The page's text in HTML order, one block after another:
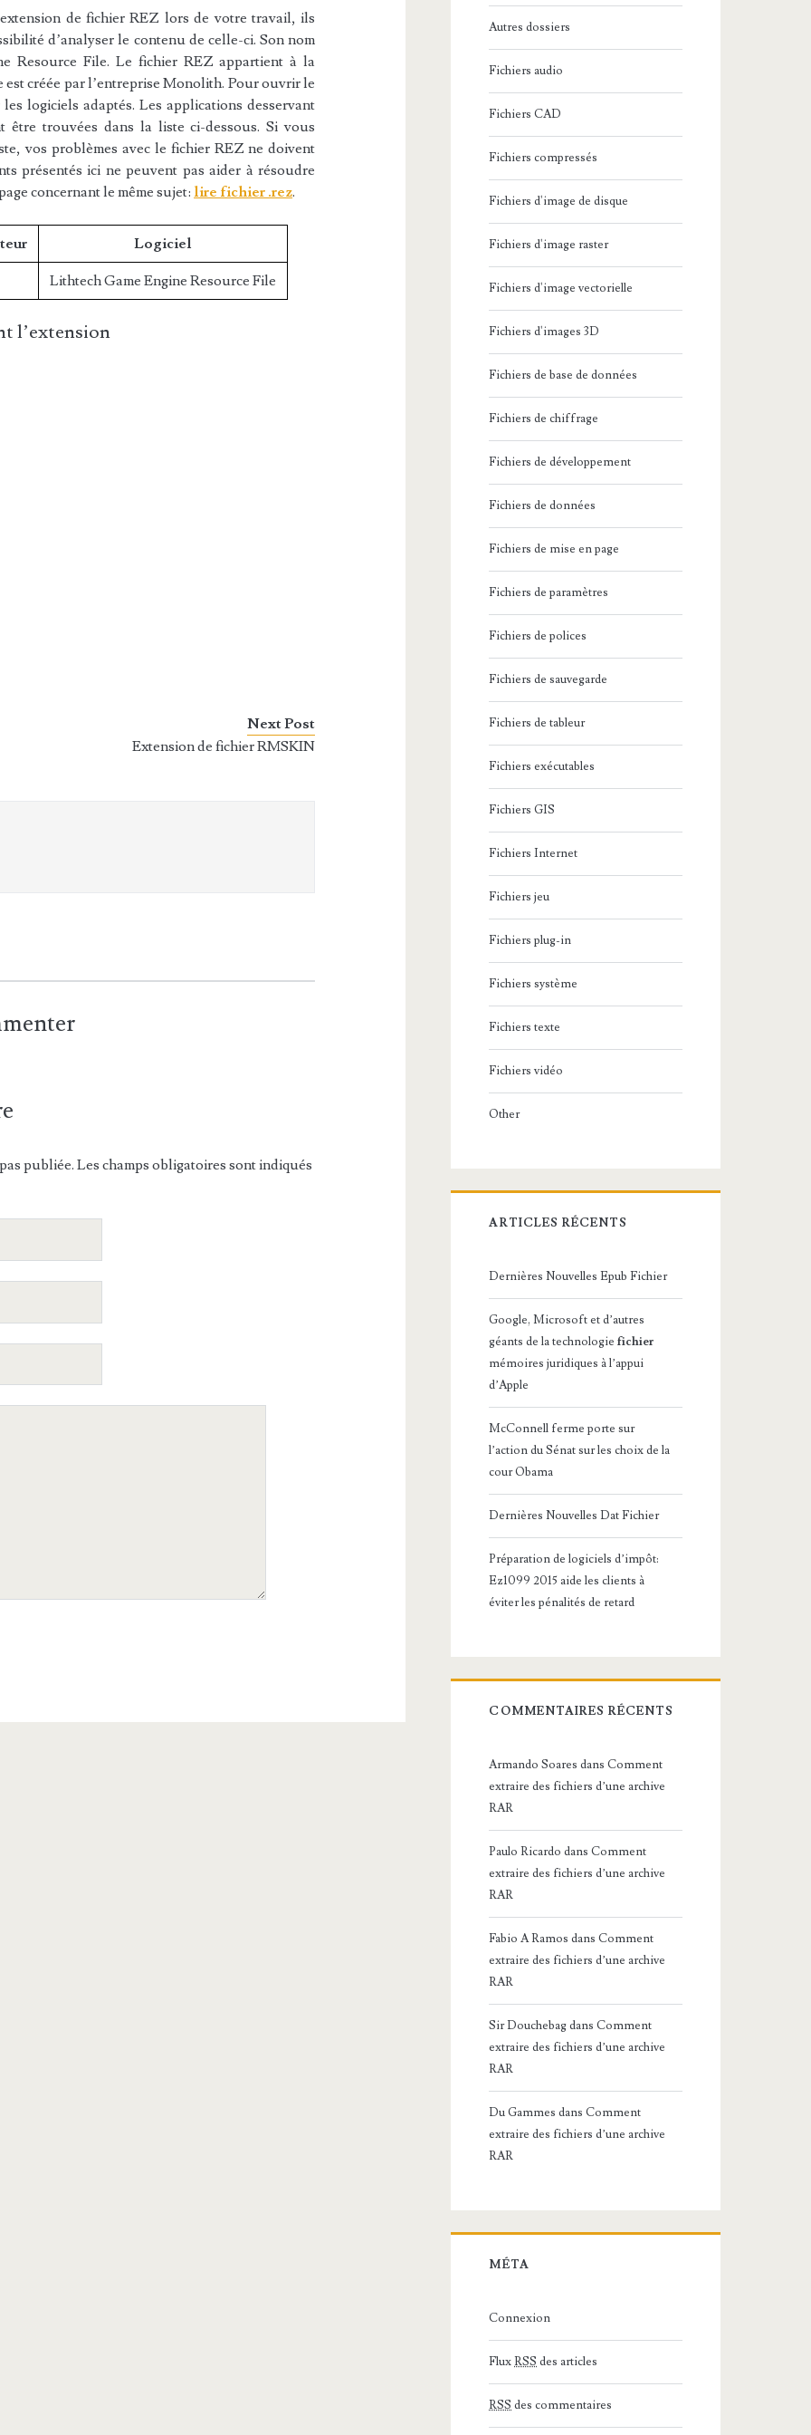
de fichier REZ lors de votre travail, ils
d’analyser le contenu de celle-ci. Son nom
Resource File. Le fichier REZ appartient à la
créée par l’entreprise Monolith. Pour ouvrir le
logiciels adaptés. Les applications desservant
être trouvées dans la liste ci-dessous. Si vous
vos problèmes avec le fichier REZ ne doivent
présentés ici ne peuvent pas aider à résoudre
concernant le même sujet: lire fichier .rez.
Logiciel
Lithtech Game Engine Resource File
l’extension
Next Post
Extension de fichier RMSKIN
publiée. Les champs obligatoires sont indiqués
Autres dossiers
Fichiers audio
Fichiers CAD
Fichiers compressés
Fichiers d'image de disque
Fichiers d'image raster
Fichiers d'image vectorielle
Fichiers d'images 3D
Fichiers de base de données
Fichiers de chiffrage
Fichiers de développement
Fichiers de données
Fichiers de mise en page
Fichiers de paramètres
Fichiers de polices
Fichiers de sauvegarde
Fichiers de tableur
Fichiers exécutables
Fichiers GIS
Fichiers Internet
Fichiers jeu
Fichiers plug-in
Fichiers système
Fichiers texte
Fichiers vidéo
Other
ARTICLES RÉCENTS
Dernières Nouvelles Epub Fichier
Google, Microsoft et d’autres
géants de la technologiefichier
mémoires juridiques à l’appui
d’Apple
McConnell ferme porte sur
l’action du Sénat sur les choix de la
cour Obama
Dernières Nouvelles Dat Fichier
Préparation de logiciels d’impôt:
Ez1099 2015 aide les clients à
éviter les pénalités de retard
COMMENTAIRES RÉCENTS
Armando Soares dansComment
extraire des fichiers d’une archive
RAR
Paulo Ricardo dansComment
extraire des fichiers d’une archive
RAR
Fabio A Ramos dansComment
extraire des fichiers d’une archive
RAR
Sir DouchebagdansComment
extraire des fichiers d’une archive
RAR
Du Gammes dansComment
extraire des fichiers d’une archive
RAR
MÉTA
Connexion
FluxRSS des articles
RSS des commentaires